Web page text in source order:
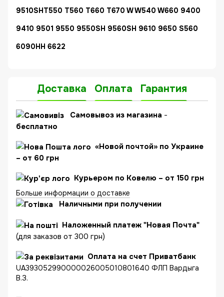
9510SHT550 T560 T660 T670 W W540 W660 9400
9410 9501 9550 9550SH 9560SH 9610 9650 S560
6090HH 6622
Доставка Оплата Гарантия
Cамовывоз из магазина -
бесплатно
«Новой почтой» по Украине
– от 60 грн
Курьером по Ковелю – от 150 грн
Больше информации о доставке
Наличными при получении
Наложенный платеж "Новая Почта"
(для заказов от 300 грн)
Оплата на счет Приватбанк
UA393052990000026005010801640 ФЛП Вардыга
В.З.